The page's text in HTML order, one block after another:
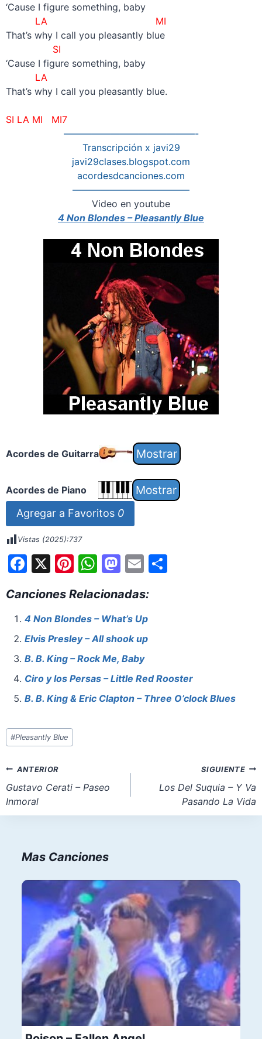
‘Cause I figure something, baby
LA
MI
That’s why I call you pleasantly blue
SI
‘Cause I figure something, baby
LA
That’s why I call you pleasantly blue.
SI LA MI MI7
——————————————-
Transcripción x javi29
javi29clases.blogspot.com
acordesdcanciones.com
————————————–
Video en youtube
4 Non Blondes – Pleasantly Blue
Acordes de Guitarra
Acordes de Piano
Agregar a Favoritos 0
Vistas (2025):737
F
c
e
b
o
o
k
X Pi
er
e
st
W
at
s
A
p
p
M
st
o
d
o
n
E
ai
l
S
Canciones Relacionadas:
4 Non Blondes – What’s Up
Elvis Presley – All shook up
B. B. King – Rock Me, Baby
Ciro y los Persas – Little Red Rooster
B. B. King & Eric Clapton – Three O’clock Blues
Etiquetas
de
entrada:
#Pleasantly Blue
Navegación
de
entradas
ANTERIOR
Gustavo Cerati – Paseo
Inmoral
SIGUIENTE
Los Del Suquia – Y Va
Pasando La Vida
Mas Canciones